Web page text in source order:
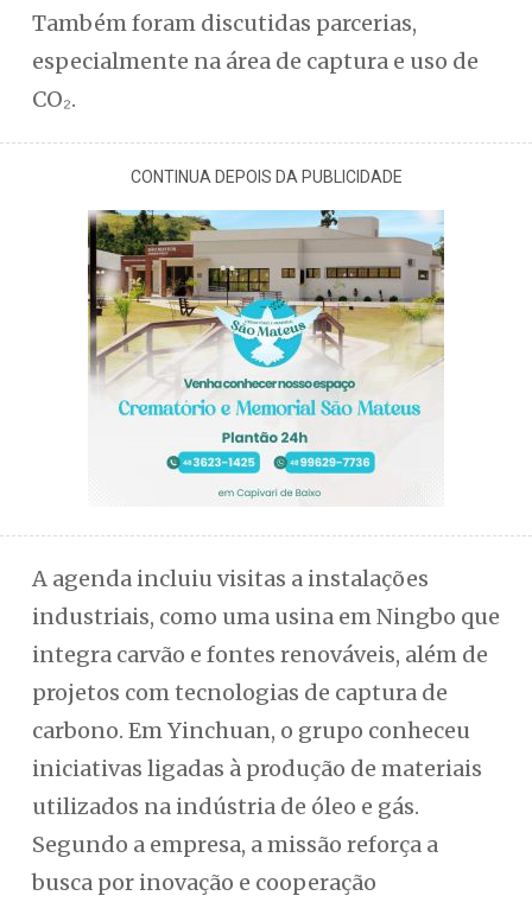
Também foram discutidas parcerias,
especialmente na área de captura e uso de
CO₂.
CONTINUA DEPOIS DA PUBLICIDADE
A agenda incluiu visitas a instalações
industriais, como uma usina em Ningbo que
integra carvão e fontes renováveis, além de
projetos com tecnologias de captura de
carbono. Em Yinchuan, o grupo conheceu
iniciativas ligadas à produção de materiais
utilizados na indústria de óleo e gás.
Segundo a empresa, a missão reforça a
busca por inovação e cooperação